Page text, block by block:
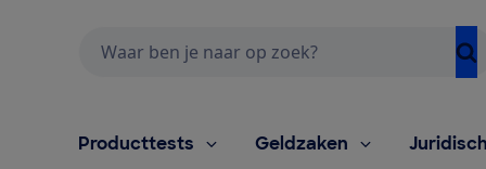
Producttests Geldzaken